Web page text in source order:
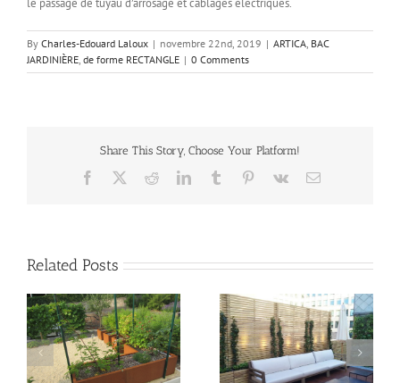
By Charles-Edouard Laloux | novembre 22nd, 2019 | ARTICA BAC
JARDINIÈRE de forme RECTANGLE | 0 Comments
Share This Story, Choose Your Platform!
Facebook RedditLinkedInTumblr Pinterest
Vk Email
Related Posts
Jardinière Mississippi,
acier galva latté de
Jardinière bac
MONTANA